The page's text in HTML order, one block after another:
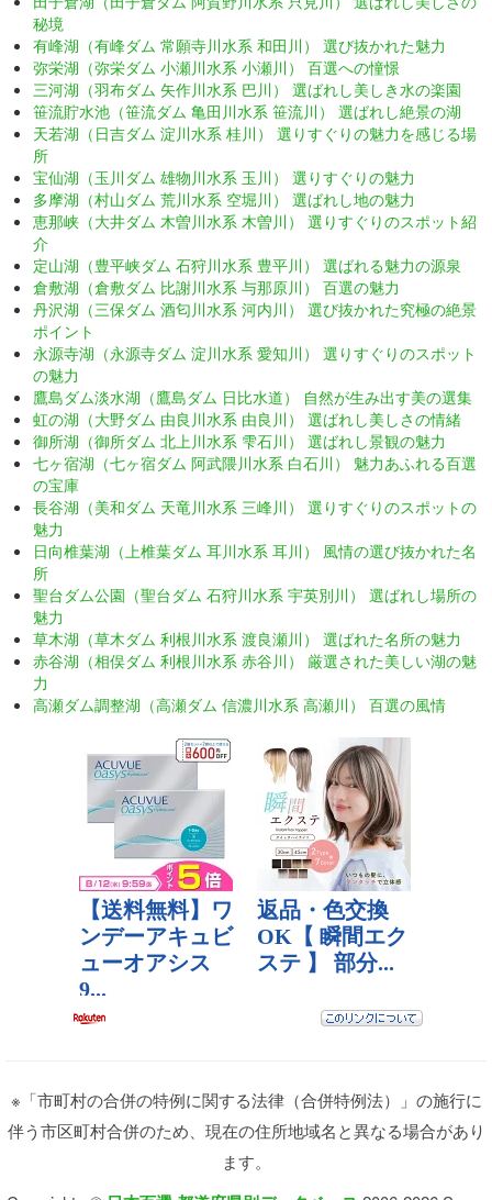
秘境
有峰湖（有峰ダム 常願寺川水系 和田川） 選び抜かれた魅力
弥栄湖（弥栄ダム 小瀬川水系 小瀬川） 百選への憧憬
三河湖（羽布ダム 矢作川水系 巴川） 選ばれし美しき水の楽園
笹流貯水池（笹流ダム 亀田川水系 笹流川） 選ばれし絶景の湖
天若湖（日吉ダム 淀川水系 桂川） 選りすぐりの魅力を感じる場
所
宝仙湖（玉川ダム 雄物川水系 玉川） 選りすぐりの魅力
多摩湖（村山ダム 荒川水系 空堀川） 選ばれし地の魅力
恵那峡（大井ダム 木曽川水系 木曽川） 選りすぐりのスポット紹
介
定山湖（豊平峡ダム 石狩川水系 豊平川） 選ばれる魅力の源泉
倉敷湖（倉敷ダム 比謝川水系 与那原川） 百選の魅力
丹沢湖（三保ダム 酒匂川水系 河内川） 選び抜かれた究極の絶景
ポイント
永源寺湖（永源寺ダム 淀川水系 愛知川） 選りすぐりのスポット
の魅力
鷹島ダム淡水湖（鷹島ダム 日比水道） 自然が生み出す美の選集
虹の湖（大野ダム 由良川水系 由良川） 選ばれし美しさの情緒
御所湖（御所ダム 北上川水系 雫石川） 選ばれし景観の魅力
七ヶ宿湖（七ヶ宿ダム 阿武隈川水系 白石川） 魅力あふれる百選
の宝庫
長谷湖（美和ダム 天竜川水系 三峰川） 選りすぐりのスポットの
魅力
日向椎葉湖（上椎葉ダム 耳川水系 耳川） 風情の選び抜かれた名
所
聖台ダム公園（聖台ダム 石狩川水系 宇英別川） 選ばれし場所の
魅力
草木湖（草木ダム 利根川水系 渡良瀬川） 選ばれた名所の魅力
赤谷湖（相俣ダム 利根川水系 赤谷川） 厳選された美しい湖の魅
力
高瀬ダム調整湖（高瀬ダム 信濃川水系 高瀬川） 百選の風情
※「市町村の合併の特例に関する法律（合併特例法）」の施行に
伴う市区町村合併のため、現在の住所地域名と異なる場合があり
ます。